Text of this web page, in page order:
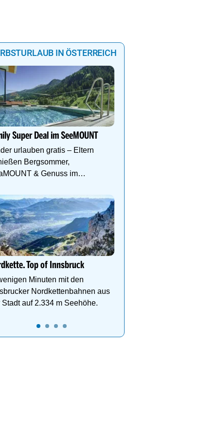
0.05 mm
03:00 04:00 05:00 06:00
IN ÖSTERREICH
Super Deal im SeeMOUNT
urlauben gratis – Eltern
Bergsommer,
& Genuss im
Top of Innsbruck
Minuten mit den
Nordkettenbahnen aus
Stadt auf 2.334 m Seehöhe.